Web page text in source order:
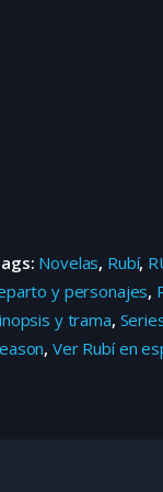
Novelas, Rubí,
y personajes,
y trama,
,Ver Rubí en